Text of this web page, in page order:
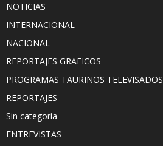
NOTICIAS
INTERNACIONAL
NACIONAL
REPORTAJES GRAFICOS
PROGRAMAS TAURINOS TELEVISADOS
REPORTAJES
Sin categoría
ENTREVISTAS